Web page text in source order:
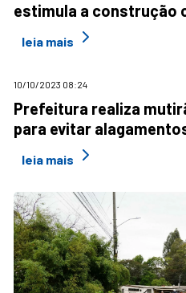
estimula a construção
leia mais
10/10/2023 08:24
Prefeitura realiza
para evitar
leia mais